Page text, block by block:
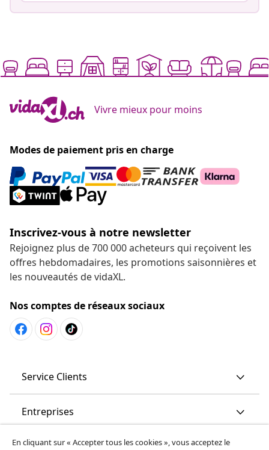
Vivre mieux pour moins
Modes de paiement pris en charge
Inscrivez-vous à notre newsletter
Rejoignez plus de 700 000 acheteurs qui reçoivent les
offres hebdomadaires, les promotions saisonnières et
les nouveautés de vidaXL.
Nos comptes de réseaux sociaux
Service Clients
Entreprises
vidaXL
En cliquant sur « Accepter tous les cookies », vous acceptez le